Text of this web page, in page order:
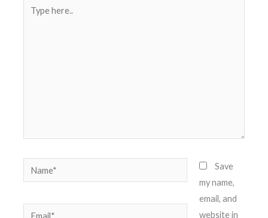
here..
Name*
Email*
Save
my name,
email, and
website in